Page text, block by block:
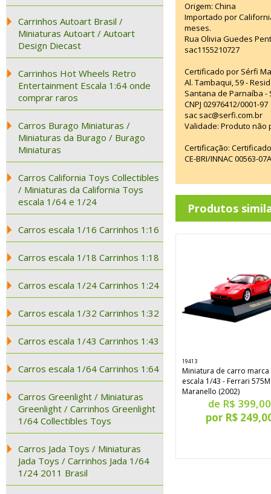
Carrinhos Autoart Brasil /
Miniaturas Autoart / Autoart
Design Diecast
Carrinhos Hot Wheels Retro
Entertainment Escala 1:64 onde
comprar raros
Carros Burago Miniaturas /
Miniaturas da Burago / Burago
Miniaturas
Carros California Toys Collectibles
/ Miniaturas da California Toys
escala 1/64 e 1/24
Carros escala 1/16 Carrinhos 1:16
Carros escala 1/18 Carrinhos 1:18
Carros escala 1/24 Carrinhos 1:24
Carros escala 1/32 Carrinhos 1:32
Carros escala 1/43 Carrinhos 1:43
Carros escala 1/64 Carrinhos 1:64
Carros Greenlight / Miniaturas
Greenlight / Carrinhos Greenlight
1/64 Collectibles Toys
Carros Jada Toys / Miniaturas
Jada Toys / Carrinhos Jada 1/64
1/24 2011 Brasil
Origem: China
Importado por
meses.
Rua Olivia Guedes
sac1155210727
Certificado por Sérfi
Al. Tambaqui, 59 -
Santana de Parnaíba -
CNPJ 02976412/0001-97
sac sac@serfi.com.br
Validade: Produto não
Certificação:
CE-BRI/INNAC 00563-
Produtos
19413
Miniatura de carro marca
escala 1/43 - Ferrari 575M
Maranello (2002)
de R$ 399,00
por R$